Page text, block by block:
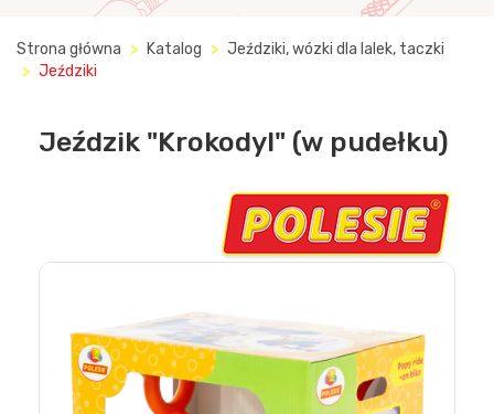
Strona główna Katalog
Jeździki, wózki dla lalek, taczki
Jeździki
Jeździk "Krokodyl" (w pudełku)